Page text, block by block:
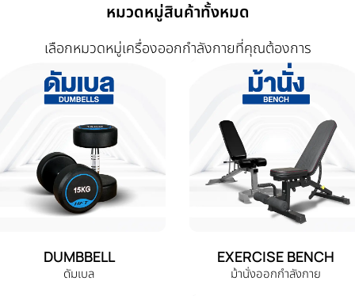
หมวดหมู่สินค้าทั้งหมด
เลือกหมวดหมู่เครื่องออกกำลังกายที่คุณต้องการ
DUMBBELL
ดัมเบล
EXERCISE BENCH
ม้านั่งออกกำลังกาย